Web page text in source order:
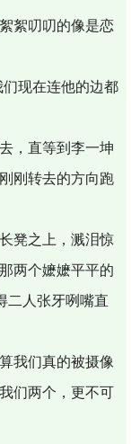
絮叨叨的像是恋
现在连他的边都
，直等到李一坤
刚转去的方向跑
凳之上，溅泪惊
两个嬷嬷平平的
二人张牙咧嘴直
我们真的被摄像
们两个，更不可